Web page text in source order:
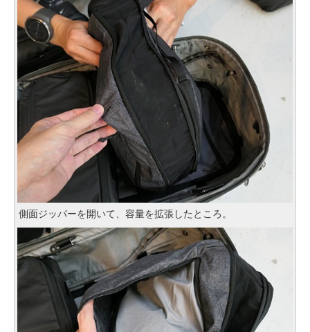
側面ジッパーを開いて、容量を拡張したところ。